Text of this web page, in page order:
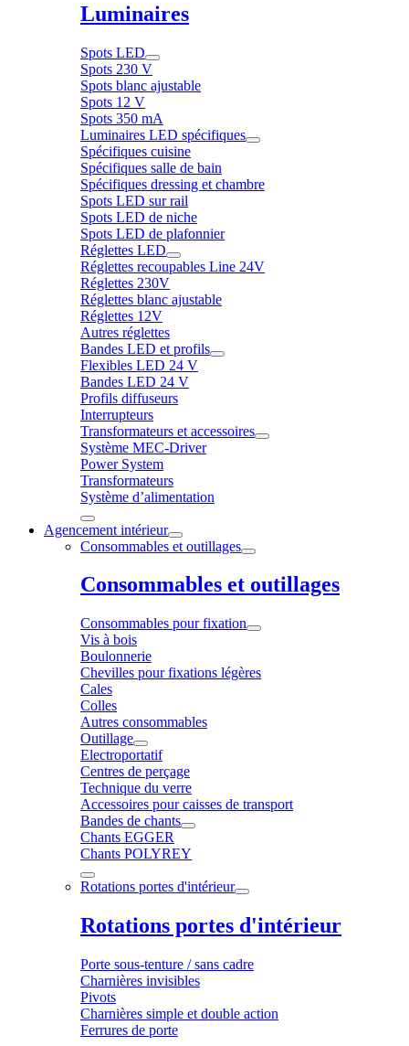
Luminaires
Spots LED
Spots 230 V
Spots blanc ajustable
Spots 12 V
Spots 350 mA
Luminaires LED spécifiques
Spécifiques cuisine
Spécifiques salle de bain
Spécifiques dressing et chambre
Spots LED sur rail
Spots LED de niche
Spots LED de plafonnier
Réglettes LED
Réglettes recoupables Line 24V
Réglettes 230V
Réglettes blanc ajustable
Réglettes 12V
Autres réglettes
Bandes LED et profils
Flexibles LED 24 V
Bandes LED 24 V
Profils diffuseurs
Interrupteurs
Transformateurs et accessoires
Système MEC-Driver
Power System
Transformateurs
Système d’alimentation
Agencement intérieur
Consommables et outillages
Consommables et outillages
Consommables pour fixation
Vis à bois
Boulonnerie
Chevilles pour fixations légères
Cales
Colles
Autres consommables
Outillage
Electroportatif
Centres de perçage
Technique du verre
Accessoires pour caisses de transport
Bandes de chants
Chants EGGER
Chants POLYREY
Rotations portes d'intérieur
Rotations portes d'intérieur
Porte sous-tenture / sans cadre
Charnières invisibles
Pivots
Charnières simple et double action
Ferrures de porte